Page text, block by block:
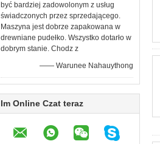
być bardziej zadowolonym z usług
świadczonych przez sprzedającego.
Maszyna jest dobrze zapakowana w
drewniane pudełko. Wszystko dotarło w
dobrym stanie. Chodz z
—— Warunee Nahauythong
Im Online Czat teraz